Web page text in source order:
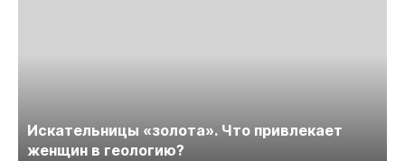
Искательницы «золота». Что привлекает
женщин в геологию?